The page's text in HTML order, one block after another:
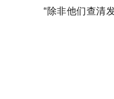
“除非他们查清